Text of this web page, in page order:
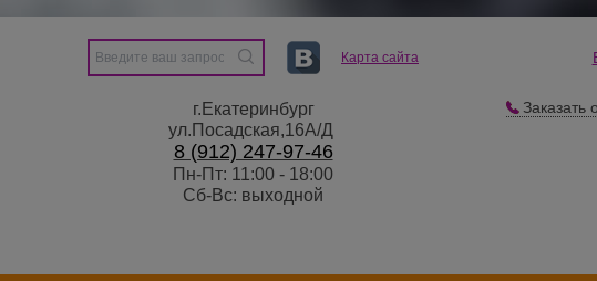
Карта сайта
г.Екатеринбург
ул.Посадская,16А/Д
8 (912) 247-97-46
Пн-Пт: 11:00 - 18:00
Сб-Вс: выходной
Заказать